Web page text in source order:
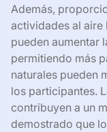
Además,
actividades al aire
pueden aumentar
permitiendo más
naturales pueden
los participantes.
contribuyen a un
demostrado que